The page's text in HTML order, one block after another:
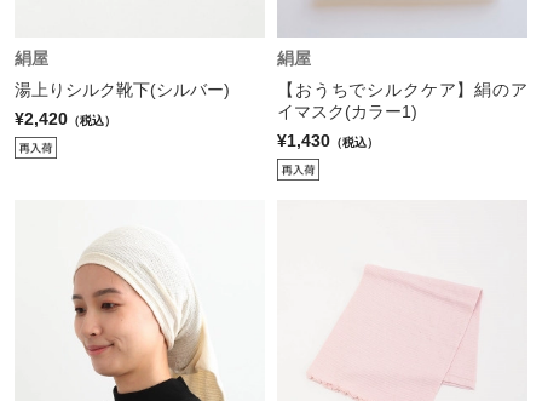
絹屋
湯上りシルク靴下(シルバー)
¥2,420 （税込）
絹屋
【おうちでシルクケア】絹のア
イマスク(カラー1)
¥1,430 （税込）